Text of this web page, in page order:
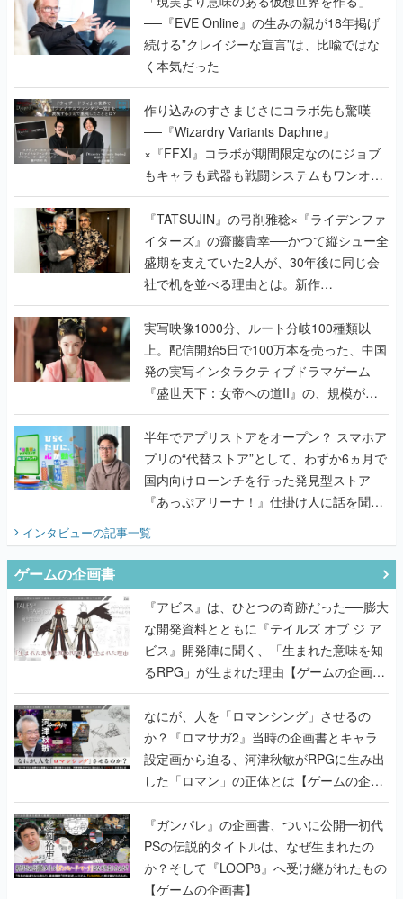
作り込みのすさまじさにコラボ先も驚嘆
──『Wizardry Variants Daphne』
×『FFXI』コラボが期間限定なのにジョブ
もキャラも武器も戦闘システムもワンオフ
で作り込まれた理由を両ディレクターに聞
く
『TATSUJIN』の弓削雅稔×『ライデンファ
イターズ』の齋藤貴幸──かつて縦シュー全
盛期を支えていた2人が、30年後に同じ会
社で机を並べる理由とは。新作
『TATSUJIN EXTREME』で初タッグを組
んだレジェンド2人に訊く開発秘話
実写映像1000分、ルート分岐100種類以
上。配信開始5日で100万本を売った、中国
発の実写インタラクティブドラマゲーム
『盛世天下：女帝への道II』の、規模が違
うこだわりをプロデューサーに聞いた
半年でアプリストアをオープン？ スマホア
プリの“代替ストア”として、わずか6ヵ月で
国内向けローンチを行った発見型ストア
『あっぷアリーナ！』仕掛け人に話を聞い
てみた
インタビューの記事一覧
『アビス』は、ひとつの奇跡だった──膨大
な開発資料とともに『テイルズ オブ ジ ア
るRPG」が生まれた理由【ゲームの企画
書】
なにが、人を「ロマンシング」させるの
か？『ロマサガ2』当時の企画書とキャラ
設定画から迫る、河津秋敏がRPGに生み出
した「ロマン」の正体とは【ゲームの企画
書】
『ガンパレ』の企画書、ついに公開━初代
PSの伝説的タイトルは、なぜ生まれたの
か？そして『LOOP8』へ受け継がれたもの
【ゲームの企画書】
世界が認めるゲームデザイナー・上田文人
とはいったい何が凄いのか？ ヨコオタロ